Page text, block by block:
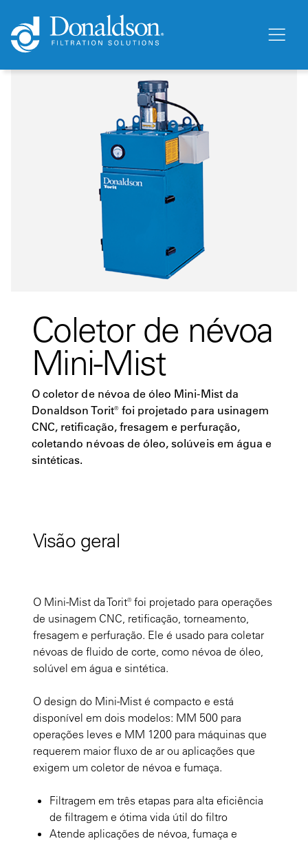
Coletor de névoa
Mini-Mist
O coletor de névoa de óleo Mini-Mist da
Donaldson Torit® foi projetado para usinagem
CNC, retificação, fresagem e perfuração,
coletando névoas de óleo, solúveis em água e
sintéticas.
Visão geral
O Mini-Mist da Torit® foi projetado para operações
de usinagem CNC, retificação, torneamento,
fresagem e perfuração. Ele é usado para coletar
névoas de fluido de corte, como névoa de óleo,
solúvel em água e sintética.
O design do Mini-Mist é compacto e está
disponível em dois modelos: MM 500 para
operações leves e MM 1200 para máquinas que
requerem maior fluxo de ar ou aplicações que
exigem um coletor de névoa e fumaça.
Filtragem em três etapas para alta eficiência
de filtragem e ótima vida útil do filtro
Atende aplicações de névoa, fumaça e